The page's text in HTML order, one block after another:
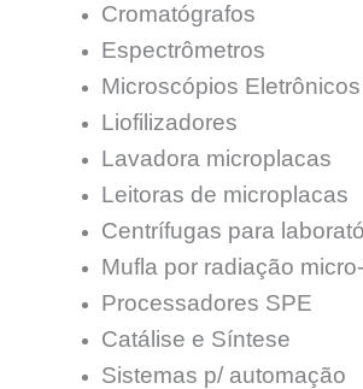
Cromatógrafos
Espectrômetros
Microscópios Eletrônicos
Liofilizadores
Lavadora microplacas
Leitoras de microplacas
Centrífugas para
Mufla por radiação
Processadores SPE
Catálise e Síntese
Sistemas p/ automação